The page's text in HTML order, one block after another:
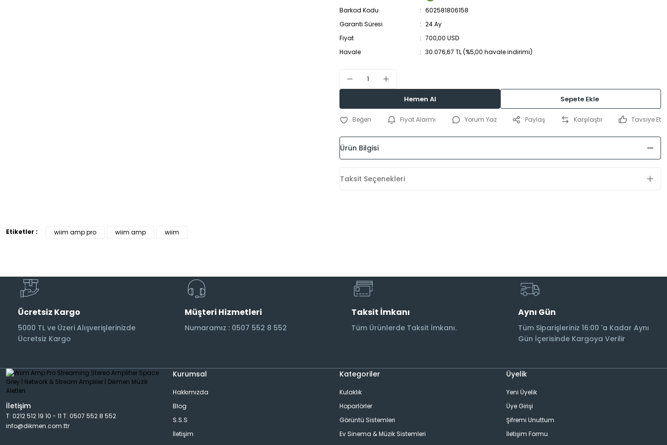
Barkod Kodu
602581806158
Garanti Süresi
24 Ay
Fiyat
700,00 USD
Havale
30.076,67 TL (%5,00 havale indirimi)
Hemen Al Sepete Ekle
Fiyat Alarmı Yorum Yaz Paylaş Karşılaştır Tavsiye Et
Ürün Bilgisi
Taksit Seçenekleri
Etiketler : wiim amp pro wiim amp wiim
Ücretsiz Kargo
5000 TL ve Üzeri Alışverişlerinizde
Ücretsiz Kargo
Müşteri Hizmetleri
Numaramız : 0507 552 8 552
Taksit İmkanı
Tüm Ürünlerde Taksit İmkanı.
Aynı Gün
Tüm Siparişleriniz 16:00 'a Kadar Aynı
Gün İçerisinde Kargoya Verilir
İletişim
T: 0212 512 19 10 - 11 T: 0507 552 8 552
info@dikmen.com.ttr
Kurumsal
Hakkımızda
Blog
S.S.S
İletişim
Kategoriler
Kulaklık
Hoparlörler
Görüntü Sistemleri
Ev Sinema & Müzik Sistemleri
Üyelik
Yeni Üyelik
Üye Girişi
Şifremi Unuttum
İletişim Formu
Subwoofer Kabloları